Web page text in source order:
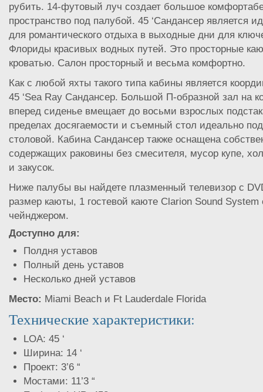
рубить. 14-футовый луч создает большое
пространство под палубой. 45 ‘Сандансер является
для романтического отдыха в выходные дни для
Флориды красивых водных путей. Это просторные
кроватью. Салон просторный и весьма комфортно.
Как с любой яхты такого типа кабины является
45 ‘Sea Ray Сандансер. Большой П-образной зал на
вперед сиденье вмещает до восьми взрослых
пределах досягаемости и съемный стол идеально
столовой. Кабина Сандансер также оснащена
содержащих раковины без смесителя, мусор купе,
и закусок.
Ниже палубы вы найдете плазменный телевизор с
размер каюты, 1 гостевой каюте Clarion Sound
чейнджером.
Доступно для:
Полдня уставов
Полный день уставов
Несколько дней уставов
Место: Miami Beach и Ft Lauderdale Florida
Технические характеристики:
LOA: 45 ‘
Ширина: 14 ‘
Проект: 3’6 “
Мостами: 11’3 “